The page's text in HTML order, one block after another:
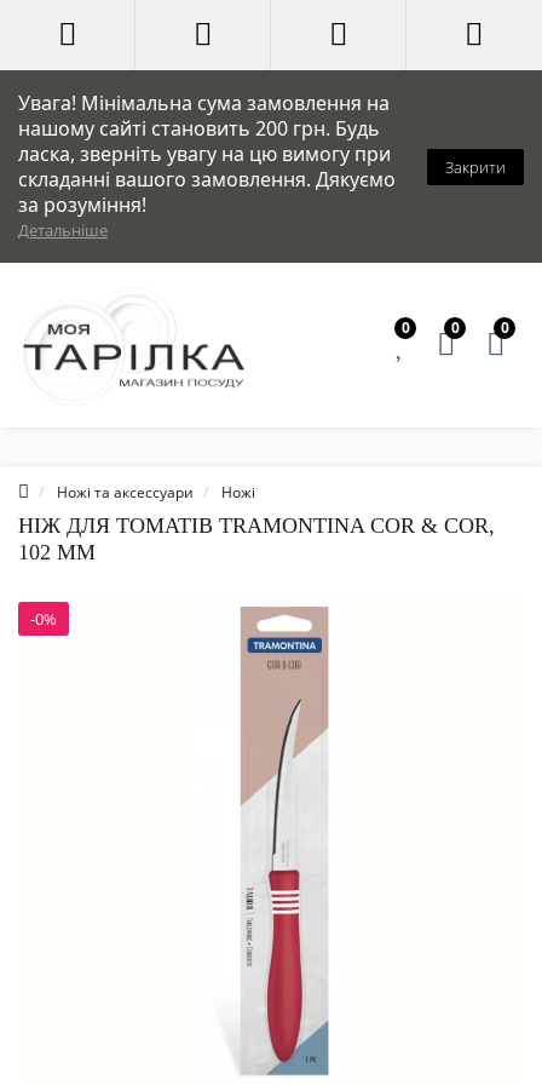
Увага! Мінімальна сума замовлення на
нашому сайті становить 200 грн. Будь
ласка, зверніть увагу на цю вимогу при
складанні вашого замовлення. Дякуємо
за розуміння!
Детальніше
Закрити
0 0 0
Ножі та аксессуари Ножі
НІЖ ДЛЯ ТОМАТІВ TRAMONTINA COR & COR,
102 ММ
-0%